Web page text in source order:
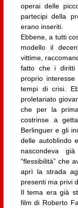
operai delle
partecipi della
erano inseriti.
Ebbene, a tutti
modello il
vittime,
fatto che i diritti
proprio
tempi di crisi.
proletariato
che per la
costrinse a
Berlinguer e gli
delle autoblindo
nascondeva
“flessibilità” che
aprì la strada
presenti ma privi
Il tema era già
film di Roberto